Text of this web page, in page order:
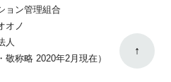
↑
ョン管理組合
オノ
人
敬称略 2020年2月現在）